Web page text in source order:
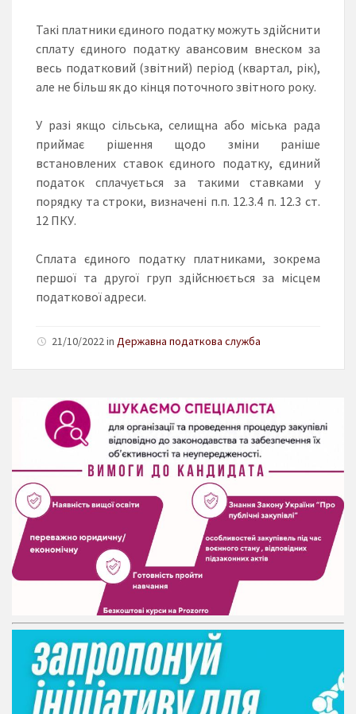
Такі платники єдиного податку можуть здійснити
сплату єдиного податку авансовим внеском за
весь податковий (звітний) період (квартал, рік),
але не більш як до кінця поточного звітного року.
У разі якщо сільська, селищна або міська рада
приймає рішення щодо зміни раніше
встановлених ставок єдиного податку, єдиний
податок сплачується за такими ставками у
порядку та строки, визначені п.п. 12.3.4 п. 12.3 ст.
12 ПКУ.
Сплата єдиного податку платниками, зокрема
першої та другої груп здійснюється за місцем
податкової адреси.
21/10/2022 in Державна податкова служба